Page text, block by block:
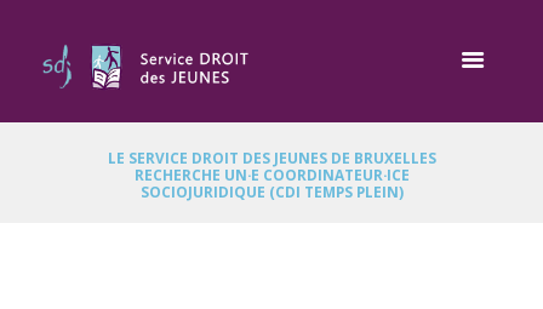
LE SERVICE DROIT DES JEUNES DE BRUXELLES
RECHERCHE UN·E COORDINATEUR·ICE
SOCIOJURIDIQUE (CDI TEMPS PLEIN)